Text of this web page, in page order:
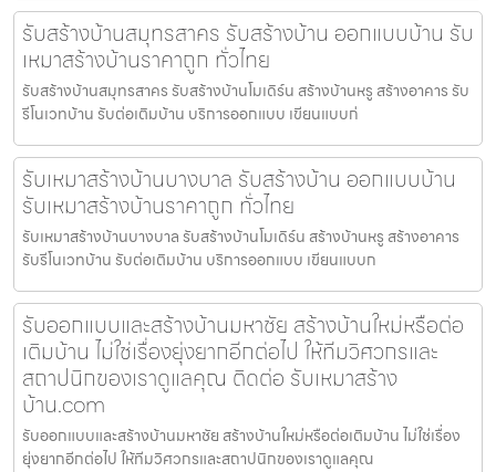
รับสร้างบ้านสมุทรสาคร รับสร้างบ้าน ออกแบบบ้าน รับ
เหมาสร้างบ้านราคาถูก ทั่วไทย
รับสร้างบ้านสมุทรสาคร รับสร้างบ้านโมเดิร์น สร้างบ้านหรู สร้างอาคาร รับ
รีโนเวทบ้าน รับต่อเติมบ้าน บริการออกแบบ เขียนแบบก่
รับเหมาสร้างบ้านบางบาล รับสร้างบ้าน ออกแบบบ้าน
รับเหมาสร้างบ้านราคาถูก ทั่วไทย
รับเหมาสร้างบ้านบางบาล รับสร้างบ้านโมเดิร์น สร้างบ้านหรู สร้างอาคาร
รับรีโนเวทบ้าน รับต่อเติมบ้าน บริการออกแบบ เขียนแบบก
รับออกแบบและสร้างบ้านมหาชัย สร้างบ้านใหม่หรือต่อ
เติมบ้าน ไม่ใช่เรื่องยุ่งยากอีกต่อไป ให้ทีมวิศวกรและ
สถาปนิกของเราดูแลคุณ ติดต่อ รับเหมาสร้าง
บ้าน.com
รับออกแบบและสร้างบ้านมหาชัย สร้างบ้านใหม่หรือต่อเติมบ้าน ไม่ใช่เรื่อง
ยุ่งยากอีกต่อไป ให้ทีมวิศวกรและสถาปนิกของเราดูแลคุณ